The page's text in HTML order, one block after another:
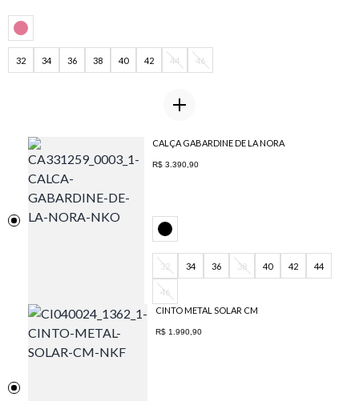
32 34 36 38 40 42 44 46
CALÇA GABARDINE DE LA NORA
R$ 3.390,90
32 34 36 38 40 42 44
46
CINTO METAL SOLAR CM
R$ 1.990,90